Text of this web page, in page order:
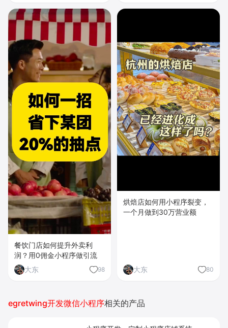
餐饮门店如何提升外卖利
润？用0佣金小程序做引流
大东
98
烘焙店如何用小程序裂变，
一个月做到30万营业额
大东 80
egretwing开发微信小程序相关的产品